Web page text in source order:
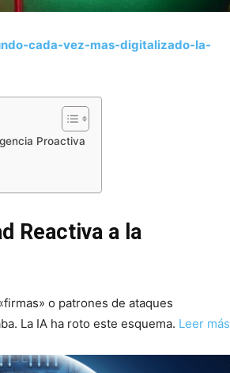
cada-vez-mas-digitalizado-la-
Proactiva
Reactiva a la
o patrones de ataques
La IA ha roto este esquema. Leer más